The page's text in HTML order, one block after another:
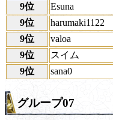
9位
Esuna
9位
harumaki1122
9位
valoa
9位
スイム
9位
sana0
グループ07